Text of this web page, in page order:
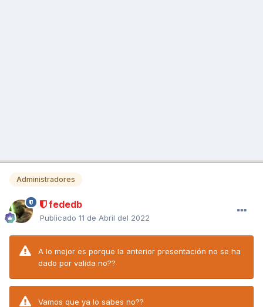
Administradores
fededb
Publicado 11 de Abril del 2022
A lo mejor es porque la anterior presentación no se ha
dado por valida no??
Vamos que ya lo sabes no??